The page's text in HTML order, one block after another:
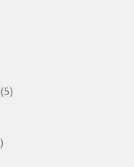
55
5